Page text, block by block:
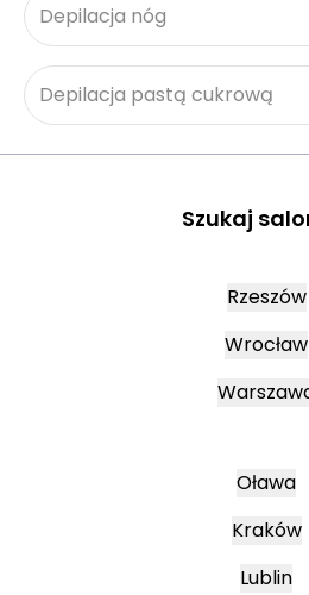
Depilacja nóg
Depilacja pastą cukrową
Szukaj
Rzeszów
Wrocław
Oława
Kraków
Lublin